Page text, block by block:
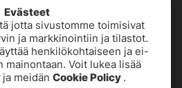
Saavutettavuusseloste
Evästeet
jotta sivustomme toimisivat
ja markkinointiin ja tilastot.
henkilökohtaiseen ja ei-
mainontaan. Voit lukea lisää
ja meidän Cookie Policy .